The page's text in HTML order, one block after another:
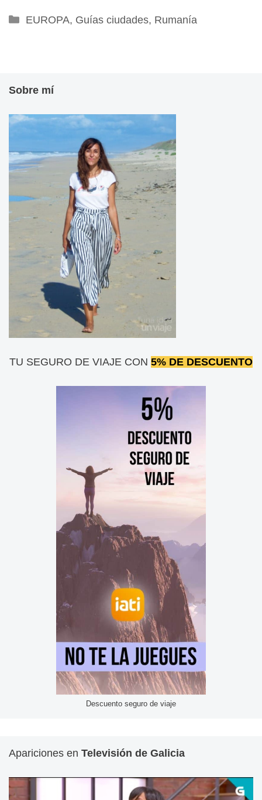
Categorías
EUROPA, Guías ciudades, Rumanía
Sobre mí
TU SEGURO DE VIAJE CON 5% DE DESCUENTO
Descuento seguro de viaje
Apariciones en Televisión de Galicia